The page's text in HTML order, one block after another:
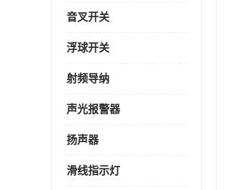
音叉开关
浮球开关
射频导纳
声光报警器
扬声器
滑线指示灯